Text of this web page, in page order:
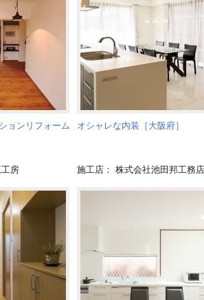
ョンリフォーム
房
オシャレな内装［大阪府］
施工店： 株式会社池田邦工務店